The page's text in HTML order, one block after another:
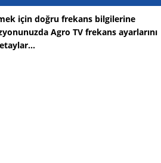
için doğru frekans bilgilerine
Agro TV frekans ayarlarını